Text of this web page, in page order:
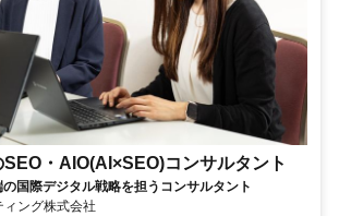
・AIO(AI×SEO)コンサルタント
国際デジタル戦略を担うコンサルタント
ィング株式会社